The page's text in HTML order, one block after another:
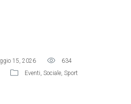
15, 2026
634
Eventi, Sociale, Sport